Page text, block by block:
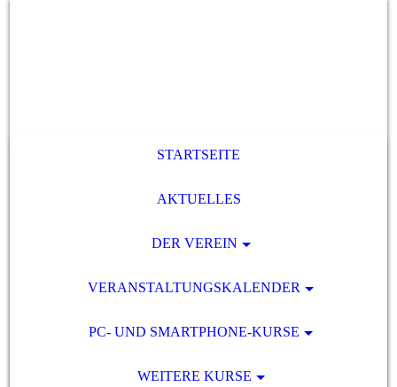
STARTSEITE
AKTUELLES
DER VEREIN
VERANSTALTUNGSKALENDER
PC- UND SMARTPHONE-KURSE
WEITERE KURSE